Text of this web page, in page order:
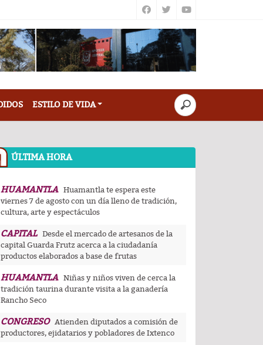
ESTILO DE VIDA
ÚLTIMA HORA
HUAMANTLA Huamantla te espera este
viernes 7 de agosto con un día lleno de tradición,
cultura, arte y espectáculos
CAPITAL Desde el mercado de artesanos de la
capital Guarda Frutz acerca a la ciudadanía
productos elaborados a base de frutas
HUAMANTLA Niñas y niños viven de cerca la
tradición taurina durante visita a la ganadería
Rancho Seco
CONGRESO Atienden diputados a comisión de
productores, ejidatarios y pobladores de Ixtenco